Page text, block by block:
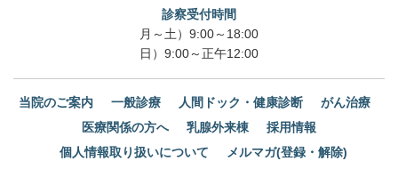
診察受付時間
月～土）9:00～18:00
日）9:00～正午12:00
当院のご案内 一般診療 人間ドック・健康診断
がん治療
医療関係の方へ
乳腺外来棟
採用情報
個人情報取り扱いについて
メルマガ(登録・解除)